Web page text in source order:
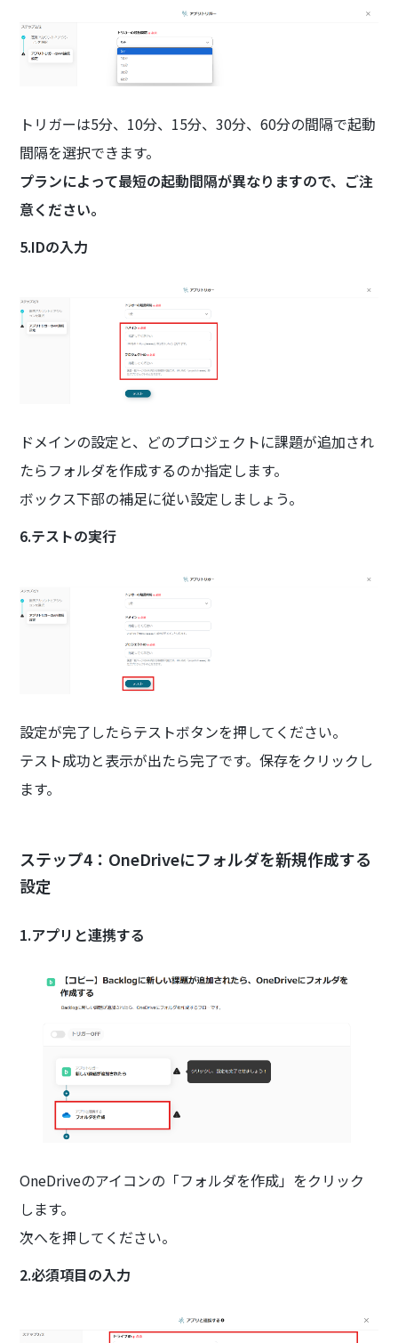
トリガーは5分、10分、15分、30分、60分の間隔で起動
間隔を選択できます。
プランによって最短の起動間隔が異なりますので、ご注
意ください。
5.IDの入力
ドメインの設定と、どのプロジェクトに課題が追加され
たらフォルダを作成するのか指定します。
ボックス下部の補足に従い設定しましょう。
6.テストの実行
設定が完了したらテストボタンを押してください。
テスト成功と表示が出たら完了です。保存をクリックし
ます。
ステップ4： OneDriveにフォルダを新規作成する
設定
1.アプリと連携する
OneDriveのアイコンの「フォルダを作成」をクリック
します。
次へを押してください。
2.必須項目の入力